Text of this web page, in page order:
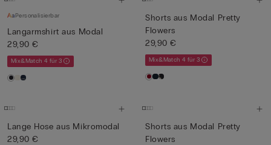
Personalisierbar
Langarmshirt aus Modal
29,90 €
Mix&Match 4 für 3
Shorts aus Modal Pretty
Flowers
29,90 €
Mix&Match 4 für 3
Lange Hose aus Mikromodal
29,90 €
Shorts aus Modal Pretty
Flowers